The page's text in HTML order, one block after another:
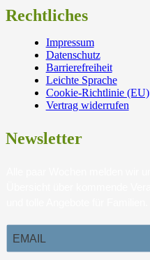
Rechtliches
Impressum
Datenschutz
Barrierefreiheit
Leichte Sprache
Cookie-Richtlinie (EU)
Vertrag widerrufen
Newsletter